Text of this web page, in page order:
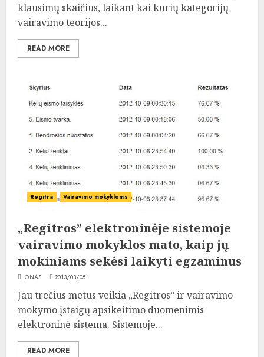
klausimų skaičius, laikant kai kurių kategorijų
vairavimo teorijos...
READ MORE
Regitra Vairavimo mokykloms
„Regitros” elektroninėje sistemoje
vairavimo mokyklos mato, kaip jų
mokiniams sekėsi laikyti egzaminus
JONAS 2013/03/05
Jau trečius metus veikia „Regitros“ ir vairavimo
mokymo įstaigų apsikeitimo duomenimis
elektroninė sistema. Sistemoje...
READ MORE